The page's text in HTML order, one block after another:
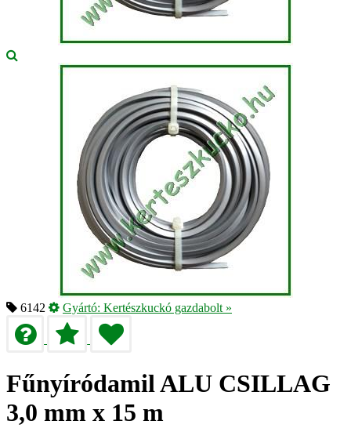
6142 Gyártó: Kertészkuckó gazdabolt »
Fűnyíródamil ALU CSILLAG
3,0 mm x 15 m